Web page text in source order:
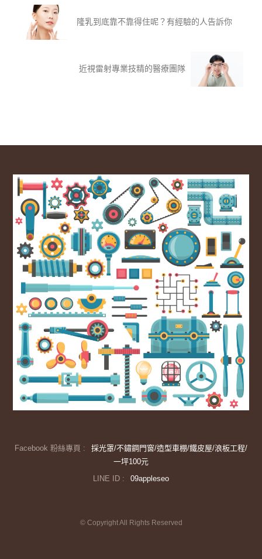
隆乳到底靠不靠得住呢？有經驗的人告訴你
近視雷射專業技精的醫療團隊
Facebook 粉絲專頁 :
採光罩/不鏽鋼門窗/造型車棚/鐵皮屋/浪板工程/
一坪100元
LINE ID :
09appleseo
© Copyright All Rights Reserved